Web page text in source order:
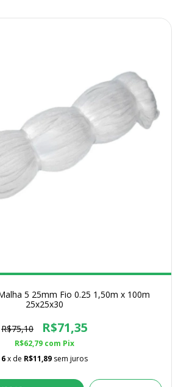
5 25mm Fio 0.25 1,50m x 100m
25x25x30
R$75,10 R$71,35
R$62,79 com Pix
6x de R$11,89 sem juros